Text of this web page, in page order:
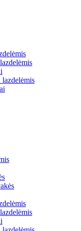
lazdelėmis